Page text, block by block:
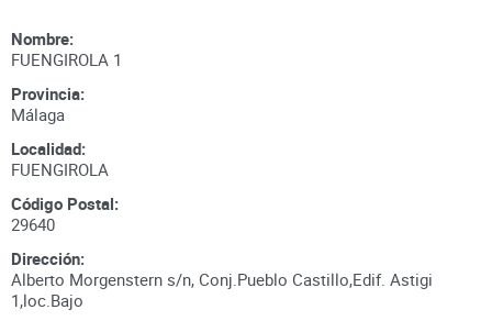
Nombre:
FUENGIROLA 1
Provincia:
Málaga
Localidad:
FUENGIROLA
Código Postal:
29640
Dirección:
Alberto Morgenstern s/n, Conj.Pueblo Castillo,Edif. Astigi
1,loc.Bajo